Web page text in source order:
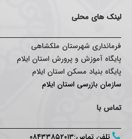
لینک های محلی
فرمانداری شهرستان ملکشاهی
پایگاه آموزش و پرورش استان ایلام
پایگاه بنیاد مسکن استان ایلام
سازمان بازرسی استان ایلام
تماس با